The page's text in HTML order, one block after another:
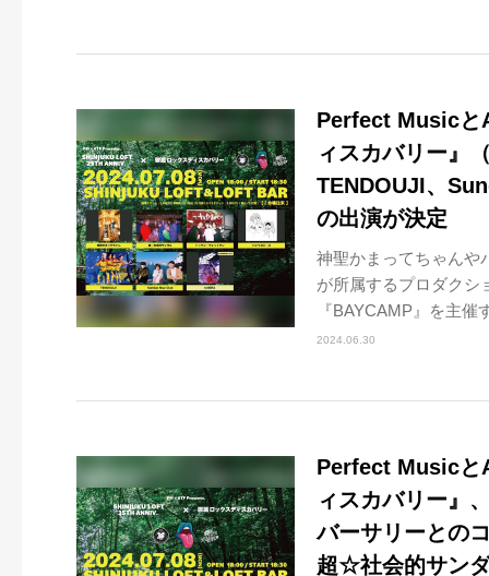
Perfect Musicと
ィスカバリー』
TENDOUJI、
の出演が決定
神聖かまってちゃんや
が所属するプロダクシ
『BAYCAMP』を主催
2024.06.30
Perfect Musicと
ィスカバリー』
バーサリーとの
超☆社会的サン